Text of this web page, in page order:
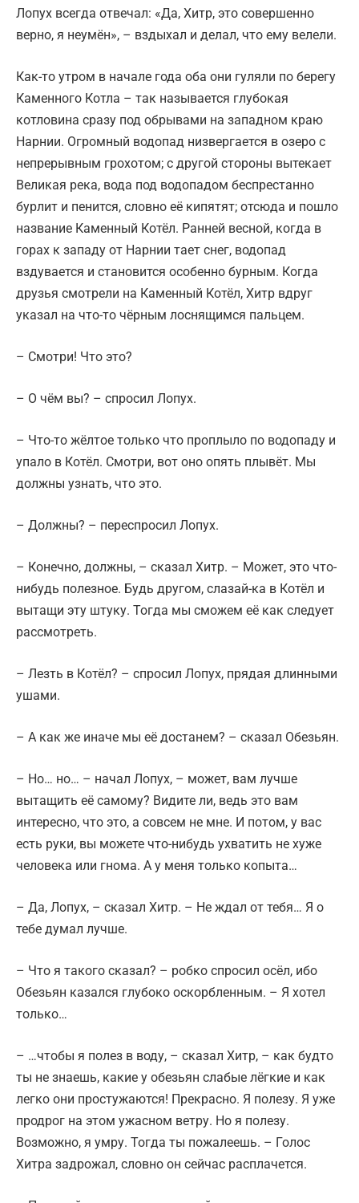
Лопух всегда отвечал: «Да, Хитр, это совершенно
верно, я неумён», – вздыхал и делал, что ему велели.
Как-то утром в начале года оба они гуляли по берегу
Каменного Котла – так называется глубокая
котловина сразу под обрывами на западном краю
Нарнии. Огромный водопад низвергается в озеро с
непрерывным грохотом; с другой стороны вытекает
Великая река, вода под водопадом беспрестанно
бурлит и пенится, словно её кипятят; отсюда и пошло
название Каменный Котёл. Ранней весной, когда в
горах к западу от Нарнии тает снег, водопад
вздувается и становится особенно бурным. Когда
друзья смотрели на Каменный Котёл, Хитр вдруг
указал на что-то чёрным лоснящимся пальцем.
– Смотри! Что это?
– О чём вы? – спросил Лопух.
– Что-то жёлтое только что проплыло по водопаду и
упало в Котёл. Смотри, вот оно опять плывёт. Мы
должны узнать, что это.
– Должны? – переспросил Лопух.
– Конечно, должны, – сказал Хитр. – Может, это что-
нибудь полезное. Будь другом, слазай-ка в Котёл и
вытащи эту штуку. Тогда мы сможем её как следует
рассмотреть.
– Лезть в Котёл? – спросил Лопух, прядая длинными
ушами.
– А как же иначе мы её достанем? – сказал Обезьян.
– Но… но… – начал Лопух, – может, вам лучше
вытащить её самому? Видите ли, ведь это вам
интересно, что это, а совсем не мне. И потом, у вас
есть руки, вы можете что-нибудь ухватить не хуже
человека или гнома. А у меня только копыта…
– Да, Лопух, – сказал Хитр. – Не ждал от тебя… Я о
тебе думал лучше.
– Что я такого сказал? – робко спросил осёл, ибо
Обезьян казался глубоко оскорбленным. – Я хотел
только…
– …чтобы я полез в воду, – сказал Хитр, – как будто
ты не знаешь, какие у обезьян слабые лёгкие и как
легко они простужаются! Прекрасно. Я полезу. Я уже
продрог на этом ужасном ветру. Но я полезу.
Возможно, я умру. Тогда ты пожалеешь. – Голос
Хитра задрожал, словно он сейчас расплачется.